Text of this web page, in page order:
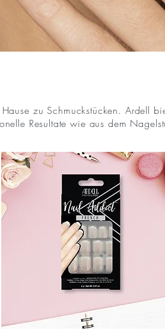
zu Schmuckstücken. Ardell
Resultate wie aus dem